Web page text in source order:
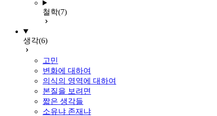
철학(7)
생각(6)
고민
변화에 대하여
의식의 영역에 대하여
본질을 보려면
짧은 생각들
소유냐 존재냐